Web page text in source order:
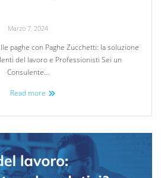
Marzo 7, 2024
paghe con Paghe Zucchetti: la soluzione
del lavoro e Professionisti Sei un
Consulente…
Read more